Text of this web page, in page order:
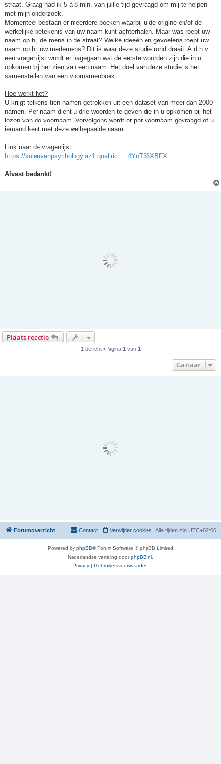
straat. Graag had ik 5 à 8 min. van jullie tijd gevraagd om mij te helpen
met mijn onderzoek.
Momenteel bestaan er meerdere boeken waarbij u de origine en/of de
werkelijke betekenis van uw naam kunt achterhalen. Maar was roept uw
naam op bij de mens in de straat? Welke ideeën en gevoelens roept uw
naam op bij uw medemens? Dit is waar deze studie rond draait. A.d.h.v.
een vragenlijst wordt er nagegaan wat de eerste woorden zijn die in u
opkomen bij het zien van een naam. Het doel van deze studie is het
samenstellen van een voornamenboek.
Hoe werkt het?
U krijgt telkens tien namen getrokken uit een dataset van meer dan 2000
namen. Per naam dient u drie woorden te geven die in u opkomen bij het
lezen van de voornaam. Vervolgens wordt er per voornaam gevraagd of u
iemand kent met deze welbepaalde naam.
Link naar de vragenlijst:
https://kuleuvenpsychology.az1.qualtric ... 4YnT36XBFX
Alvast bedankt!
Plaats reactie
1 bericht •Pagina 1 van 1
Ga naar
Forumoverzicht Alle tijden zijn UTC+02:00
Verwijder cookies
Contact
Powered by phpBB® Forum Software © phpBB Limited
Nederlandse vertaling doorphpBB.nl
Privacy | Gebruikersvoorwaarden